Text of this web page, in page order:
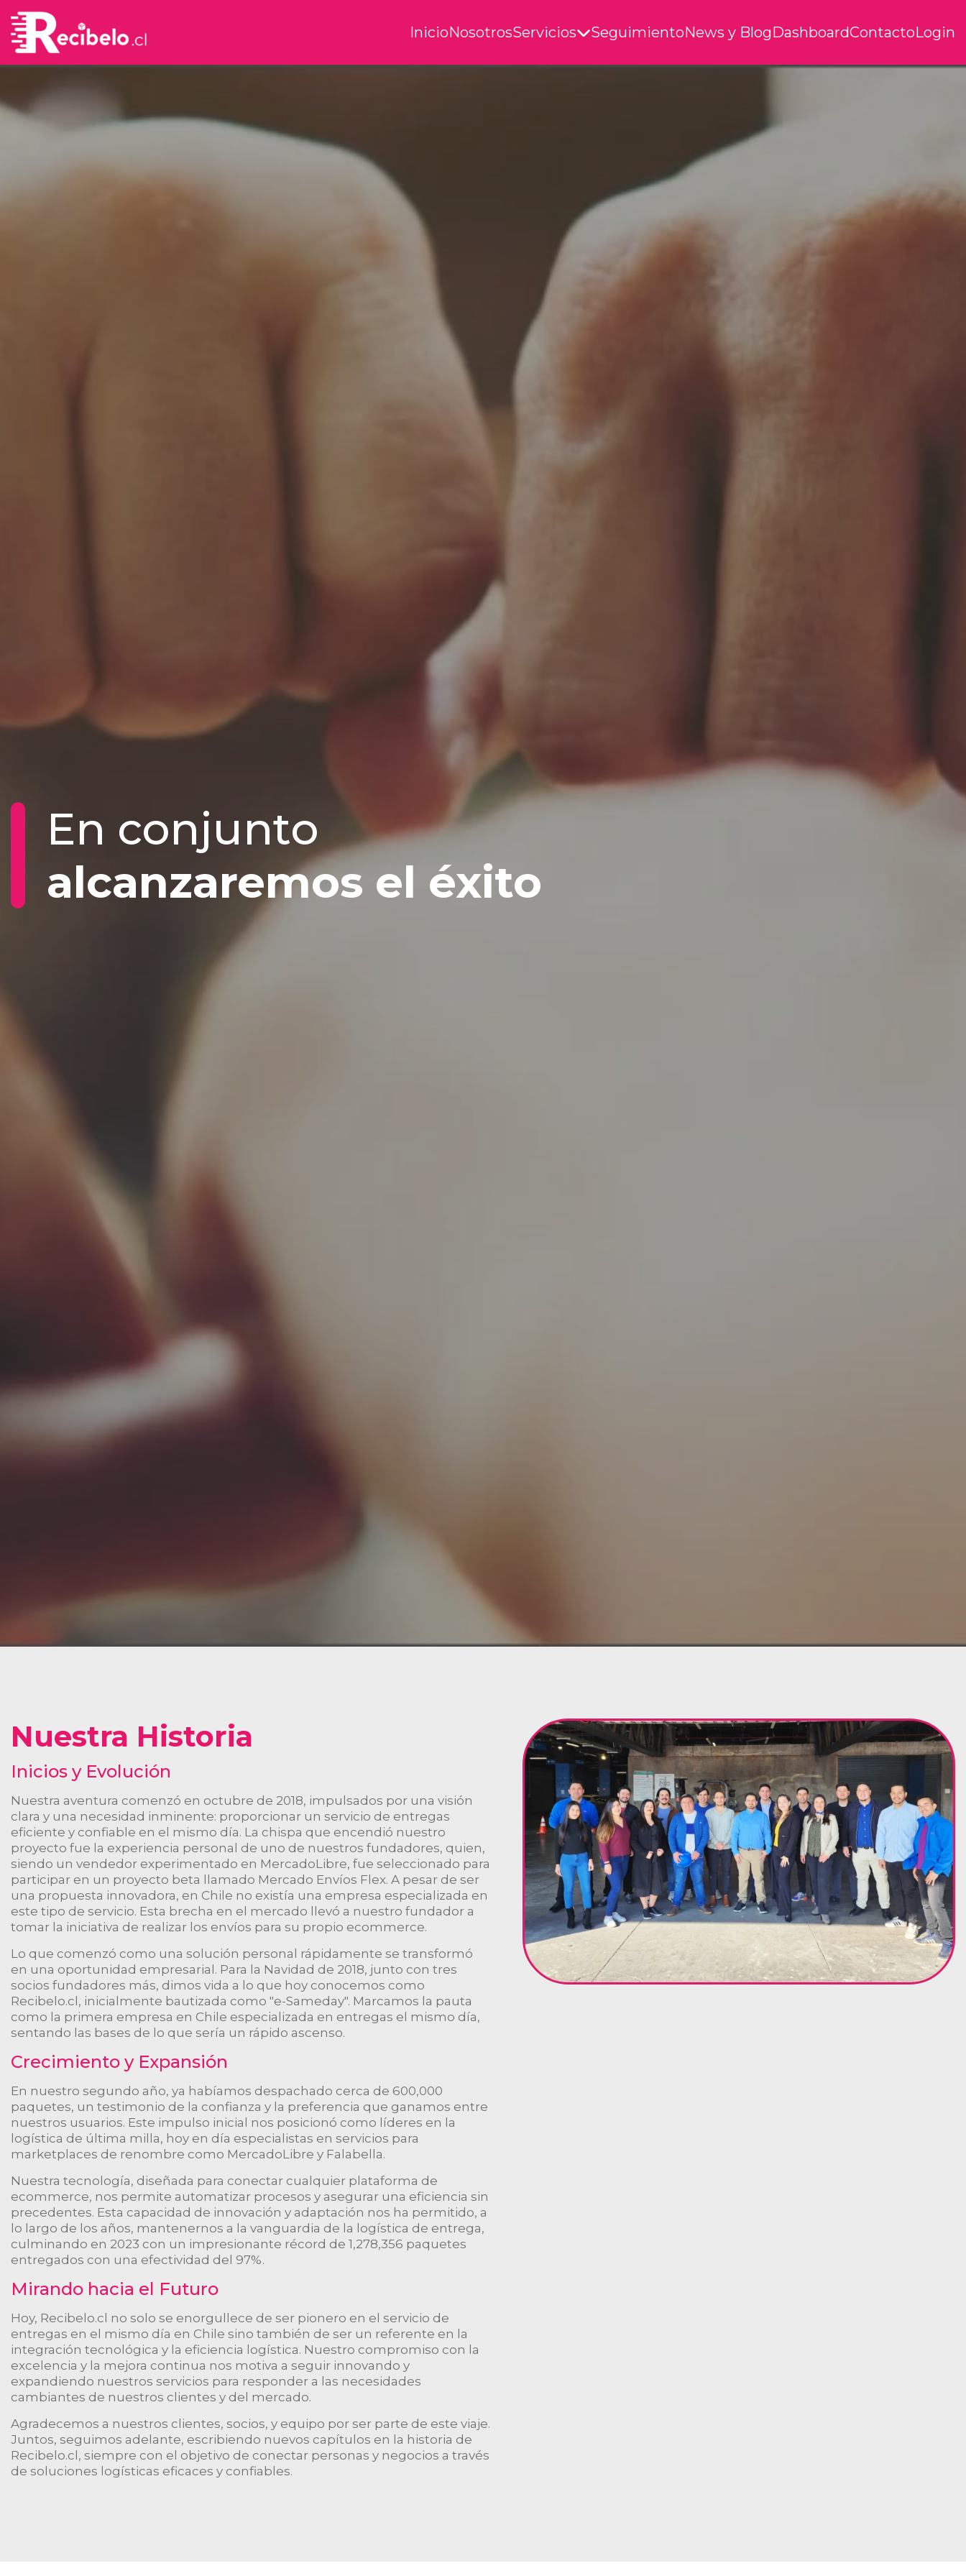
InicioNosotrosServicios SeguimientoNews y BlogDashboardContactoLogin
En conjunto
alcanzaremos el éxito
Nuestra Historia
Inicios y Evolución
Nuestra aventura comenzó en octubre de 2018, impulsados por una visión
clara y una necesidad inminente: proporcionar un servicio de entregas
eficiente y confiable en el mismo día. La chispa que encendió nuestro
proyecto fue la experiencia personal de uno de nuestros fundadores, quien,
siendo un vendedor experimentado en MercadoLibre, fue seleccionado para
participar en un proyecto beta llamado Mercado Envíos Flex. A pesar de ser
una propuesta innovadora, en Chile no existía una empresa especializada en
este tipo de servicio. Esta brecha en el mercado llevó a nuestro fundador a
tomar la iniciativa de realizar los envíos para su propio ecommerce.
Lo que comenzó como una solución personal rápidamente se transformó
en una oportunidad empresarial. Para la Navidad de 2018, junto con tres
socios fundadores más, dimos vida a lo que hoy conocemos como
Recibelo.cl, inicialmente bautizada como "e-Sameday". Marcamos la pauta
como la primera empresa en Chile especializada en entregas el mismo día,
sentando las bases de lo que sería un rápido ascenso.
Crecimiento y Expansión
En nuestro segundo año, ya habíamos despachado cerca de 600,000
paquetes, un testimonio de la confianza y la preferencia que ganamos entre
nuestros usuarios. Este impulso inicial nos posicionó como líderes en la
logística de última milla, hoy en día especialistas en servicios para
marketplaces de renombre como MercadoLibre y Falabella.
Nuestra tecnología, diseñada para conectar cualquier plataforma de
ecommerce, nos permite automatizar procesos y asegurar una eficiencia sin
precedentes. Esta capacidad de innovación y adaptación nos ha permitido, a
lo largo de los años, mantenernos a la vanguardia de la logística de entrega,
culminando en 2023 con un impresionante récord de 1,278,356 paquetes
entregados con una efectividad del 97%.
Mirando hacia el Futuro
Hoy, Recibelo.cl no solo se enorgullece de ser pionero en el servicio de
entregas en el mismo día en Chile sino también de ser un referente en la
integración tecnológica y la eficiencia logística. Nuestro compromiso con la
excelencia y la mejora continua nos motiva a seguir innovando y
expandiendo nuestros servicios para responder a las necesidades
cambiantes de nuestros clientes y del mercado.
Agradecemos a nuestros clientes, socios, y equipo por ser parte de este viaje.
Juntos, seguimos adelante, escribiendo nuevos capítulos en la historia de
Recibelo.cl, siempre con el objetivo de conectar personas y negocios a través
de soluciones logísticas eficaces y confiables.